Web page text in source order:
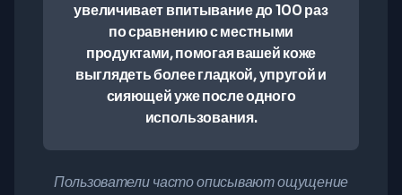
увеличивает впитывание до 100 раз
по сравнению с местными
продуктами, помогая вашей коже
выглядеть более гладкой, упругой и
сияющей уже после одного
использования.
Пользователи часто описывают ощущение